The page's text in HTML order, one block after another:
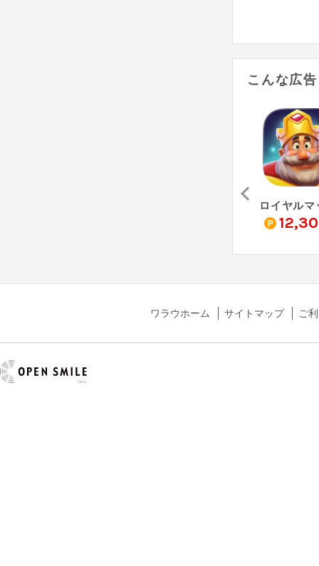
こんな広
ワラウホーム サイトマップ ご